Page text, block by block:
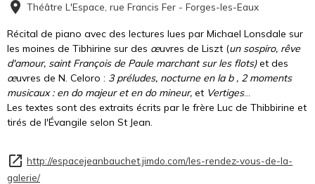
Théâtre L'Espace, rue Francis Fer - Forges-les-Eaux
Récital de piano avec des lectures lues par Michael Lonsdale sur
les moines de Tibhirine sur des œuvres de Liszt (un sospiro, rêve
d'amour, saint François de Paule marchant sur les flots)et des
œuvres de N. Celoro : 3 préludes, nocturne en la b , 2 moments
musicaux : en do majeur et en do mineur, et Vertiges...
Les textes sont des extraits écrits par le frère Luc de Thibbirine et
tirés de l'Évangile selon St Jean.
http://espacejeanbauchet.jimdo.com/les-rendez-vous-de-la-
galerie/